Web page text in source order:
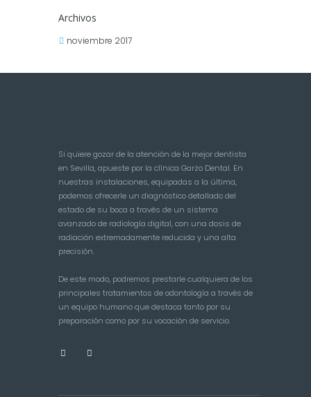
Archivos
noviembre 2017
Si quiere gozar de la atención de la mejor dentista
en Sevilla, apueste por la clínica Garzo Dental. En
nuestras instalaciones, equipadas a la última,
podemos ofrecerle un diagnóstico detallado del
estado de su boca a través de un sistema
avanzado de radiología digital, con una dosis de
radiación extremadamente reducida y una alta
precisión.
De este modo, podremos prestarle cualquiera de los
principales tratamientos de odontología a través de
un equipo humano que destaca tanto por su
preparación como por su vocación de servicio.